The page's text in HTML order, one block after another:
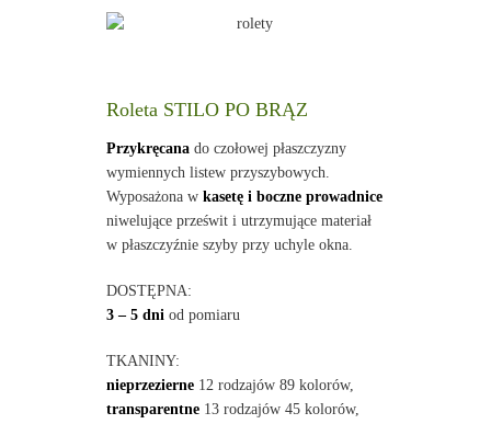
Roleta STILO PO BRĄZ
Przykręcanado czołowej płaszczyzny
wymiennych listew przyszybowych.
Wyposażona w kasetę i boczne prowadnice
niwelujące prześwit i utrzymujące materiał
w płaszczyźnie szyby przy uchyle okna.
DOSTĘPNA:
3 – 5 dniod pomiaru
TKANINY:
nieprzezierne12 rodzajów 89 kolorów,
transparentne13 rodzajów 45 kolorów,